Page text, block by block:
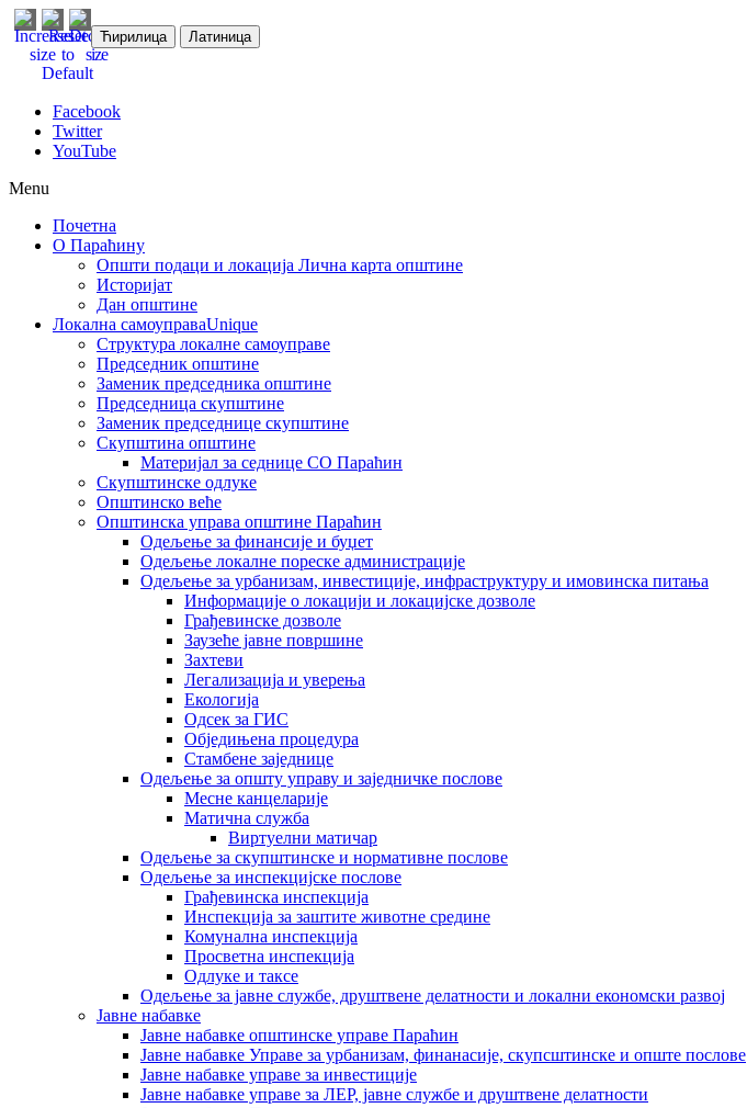
Ћирилица Латиница
Facebook
Twitter
YouTube
Menu
Почетна
О Параћину
Општи подаци и локација Лична карта општине
Историјат
Дан општине
Локална самоуправаUnique
Структура локалне самоуправе
Председник општине
Заменик председника општине
Председница скупштине
Заменик председнице скупштине
Скупштина општине
Материјал за седнице СО Параћин
Скупштинске одлуке
Општинско веће
Општинска управа општине Параћин
Одељење за финансије и буџет
Одељење локалне пореске администрације
Одељење за урбанизам, инвестиције, инфраструктуру и имовинска питања
Информације о локацији и локацијске дозволе
Грађевинске дозволе
Заузеће јавне површине
Захтеви
Легализација и уверења
Екологија
Одсек за ГИС
Обједињена процедура
Стамбене заједнице
Oдељење за општу управу и заједничке послове
Месне канцеларије
Матична служба
Виртуелни матичар
Одељење за скупштинске и нормативне послове
Одељење за инспекцијске послове
Грађевинска инспекција
Инспекција за заштите животне средине
Комунална инспекција
Просветна инспекција
Одлуке и таксе
Одељење за јавне службе, друштвене делатности и локални економски развој
Јавне набавке
Јавне набавке општинске управе Параћин
Јавне набавке Управе за урбанизам, финанасије, скупсштинске и опште послове
Јавне набавке управе за инвестиције
Јавне набавке управе за ЛЕР, јавне службе и друштвене делатности